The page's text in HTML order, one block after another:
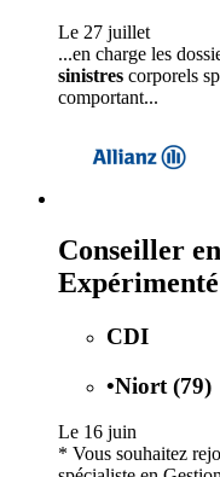
Le 27 juillet
...en charge les
sinistres corporels
comportant...
Conseiller
CDI
•Niort (79)
Le 16 juin
* Vous souhaitez